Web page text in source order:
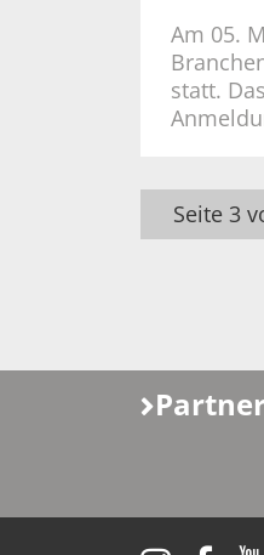
Am 05.
statt.
Seite 3